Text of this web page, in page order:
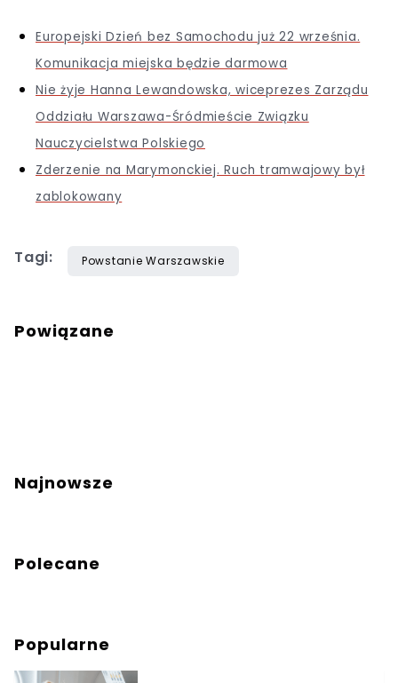
Europejski Dzień bez Samochodu już 22 września.
Komunikacja miejska będzie darmowa
Nie żyje Hanna Lewandowska, wiceprezes Zarządu
Oddziału Warszawa-Śródmieście Związku
Nauczycielstwa Polskiego
Zderzenie na Marymonckiej. Ruch tramwajowy był
zablokowany
Tagi: Powstanie Warszawskie
Powiązane
Najnowsze
Polecane
Popularne